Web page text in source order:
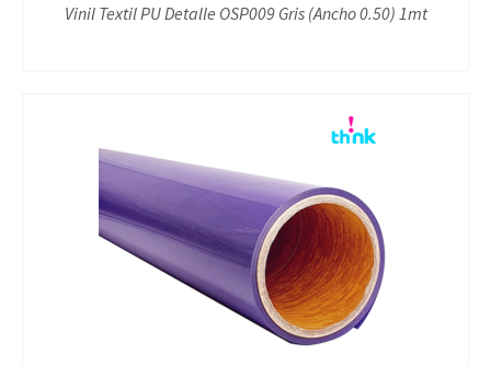
Vinil Textil PU Detalle OSP009 Gris (Ancho 0.50) 1mt